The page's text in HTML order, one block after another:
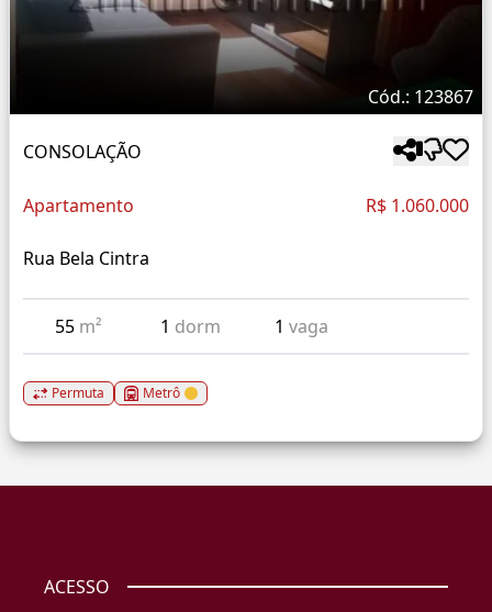
Cód.: 123867
CONSOLAÇÃO
Apartamento R$ 1.060.000
Rua Bela Cintra
55 m² 1 dorm 1vaga
Permuta Metrô
ACESSO